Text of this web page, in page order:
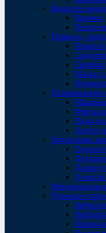
Вязатели
Крючки
Правила,
Правила
Скребки
Малки
Машины
Фрезы
Пады
Затирочные
Диски
Дорожно-